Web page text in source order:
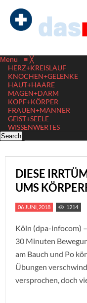
Menu ≡ ╳
HERZ+KREISLAUF
KNOCHEN+GELENKE
HAUT+HAARE
MAGEN+DARM
KOPF+KÖRPER
FRAUEN+MÄNNER
GEIST+SEELE
WISSENWERTES
DIESE
UMS
06 JUNI, 2018 1214
Köln (dpa-infocom)
30 Minuten
am Bauch und Po
Übungen
versprochen, doch